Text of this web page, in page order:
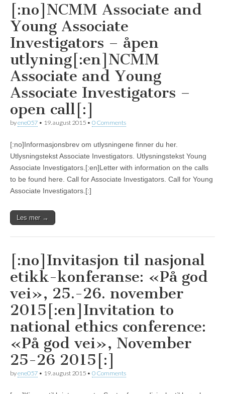
[:no]NCMM Associate and
Young Associate
Investigators – åpen
utlyning[:en]NCMM
Associate and Young
Associate Investigators –
open call[:]
byene057 • 19. august 2015 • 0 Comments
[:no]Informasjonsbrev om utlysningene finner du her.
Utlysningstekst Associate Investigators. Utlysningstekst Young
Associate Investigators.[:en]Letter with information on the calls
to be found here. Call for Associate Investigators. Call for Young
Associate Investigators.[:]
Les mer →
[:no]Invitasjon til nasjonal
etikk-konferanse: «På god
vei», 25.-26. november
2015[:en]Invitation to
national ethics conference:
«På god vei», November
25-26 2015[:]
byene057 • 19. august 2015 • 0 Comments